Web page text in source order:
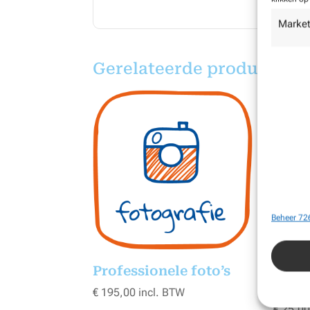
Beheer
Gerelateerde producten
Professionele foto’s
€ 195,00 incl. BTW